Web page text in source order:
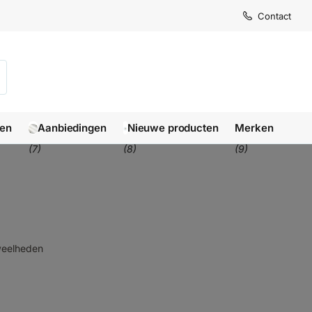
Contact
Aanbiedingen
(7)
Nieuwe producten
(8)
Merken
(9)